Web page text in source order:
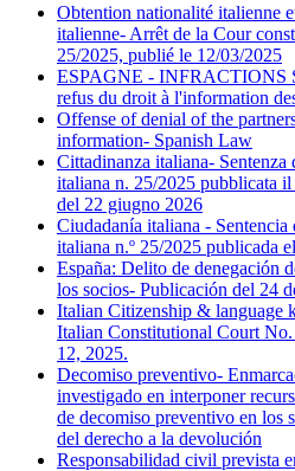
Obtention nationalité italienne
italienne- Arrêt de la Cour
25/2025, publié le 12/03/2025
ESPAGNE - INFRACTIONS
refus du droit à l'information
Offense of denial of the
information- Spanish Law
Cittadinanza italiana-
italiana n. 25/2025 pubblicata
del 22 giugno 2026
Ciudadanía italiana -
italiana n.º 25/2025 publicada
España: Delito de denegación
los socios- Publicación del 24
Italian Citizenship & language
Italian Constitutional Court
12, 2025.
Decomiso preventivo-
investigado en interponer
de decomiso preventivo en los
del derecho a la devolución
Responsabilidad civil prevista